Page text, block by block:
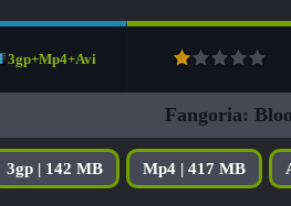
3gp+Mp4+Avi
Fangoria:
3gp | 142 MB Mp4 | 417 MB